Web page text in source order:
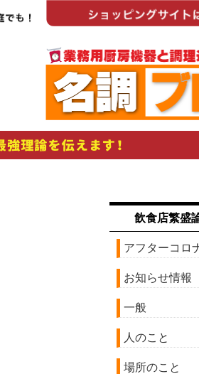
飲食店繁盛
アフターコロ
お知らせ情報
一般
人のこと
場所のこと